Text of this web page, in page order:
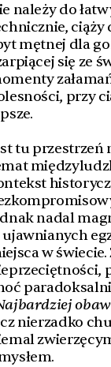
należy do
ciąży
mętnej dla
się ze
przy
tu przestrzeń
nadal
w
nierzadko